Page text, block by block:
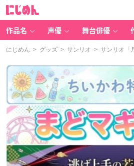
作品名 声優 舞台俳優
にじめん > グッズ > サンリオ > サンリオ「